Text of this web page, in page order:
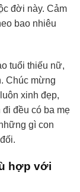
đời này. Cảm
bao nhiêu
tuổi thiếu nữ,
Chúc mừng
xinh đẹp,
đều có ba mẹ
gì con
hợp với